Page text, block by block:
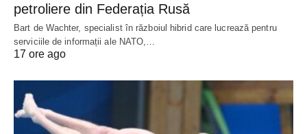
petroliere din Federația Rusă
Bart de Wachter, specialist în războiul hibrid care lucrează pentru
serviciile de informații ale NATO,…
17 ore ago